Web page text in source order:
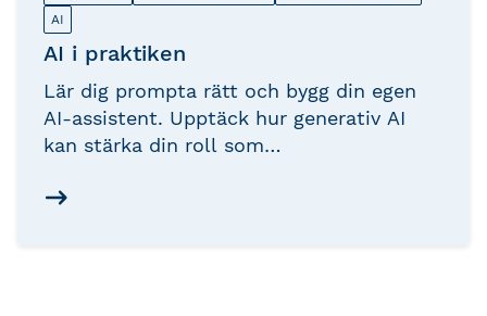
AI
AI i praktiken
Lär dig prompta rätt och bygg din egen
AI-assistent. Upptäck hur generativ AI
kan stärka din roll som
kommunikation till fördjupad rådgivning.